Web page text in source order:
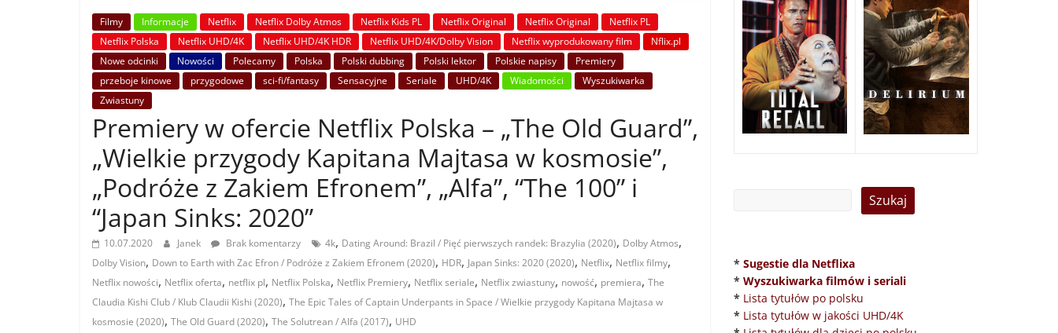
Filmy Informacje Netflix Netflix Dolby Atmos Netflix Kids PL Netflix Original Netflix Original
Netflix PL
Netflix Polska
Netflix UHD/4K Netflix UHD/4K HDR Netflix UHD/4K/Dolby Vision Netflix wyprodukowany film
Nflix.pl
Nowe odcinki
Nowości Polecamy Polska Polski dubbing Polski lektor Polskie napisy
Premiery
przeboje kinowe
przygodowe sci-fi/fantasy Sensacyjne Seriale UHD/4K Wiadomości
Wyszukiwarka
Zwiastuny
Premiery w ofercie Netflix Polska – „The Old Guard”,
„Wielkie przygody Kapitana Majtasa w kosmosie”,
„Podróże z Zakiem Efronem”, „Alfa”, “The 100” i
“Japan Sinks: 2020”
10.07.2020 Janek Brak komentarzy 4k, Dating Around: Brazil / Pięć pierwszych randek: Brazylia (2020), Dolby Atmos,
Dolby Vision, Down to Earth with Zac Efron / Podróże z Zakiem Efronem (2020), HDR, Japan Sinks: 2020 (2020), Netflix, Netflix filmy,
Netflix nowości, Netflix oferta, netflix pl, Netflix Polska, Netflix Premiery, Netflix seriale, Netflix zwiastuny, nowość, premiera, The
Claudia Kishi Club / Klub Claudii Kishi (2020), The Epic Tales of Captain Underpants in Space / Wielkie przygody Kapitana Majtasa w
kosmosie (2020), The Old Guard (2020), The Solutrean / Alfa (2017), UHD
* Sugestie dla Netflixa
* Wyszukiwarka filmów i seriali
* Lista tytułów po polsku
* Lista tytułów w jakości UHD/4K